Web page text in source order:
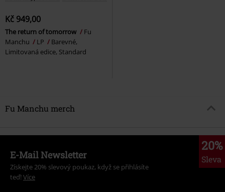
Kč 949,00
The return of tomorrow
Fu
Manchu
LP
Barevné,
Limitovaná edice, Standard
Fu Manchu merch
20%
Sleva
E-Mail Newsletter
Získejte 20% slevový poukaz, když se přihlásíte
teď! Více